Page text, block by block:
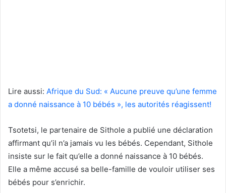
Lire aussi: Afrique du Sud: « Aucune preuve qu’une femme
a donné naissance à 10 bébés », les autorités réagissent!
Tsotetsi, le partenaire de Sithole a publié une déclaration
affirmant qu’il n’a jamais vu les bébés. Cependant, Sithole
insiste sur le fait qu’elle a donné naissance à 10 bébés.
Elle a même accusé sa belle-famille de vouloir utiliser ses
bébés pour s’enrichir.